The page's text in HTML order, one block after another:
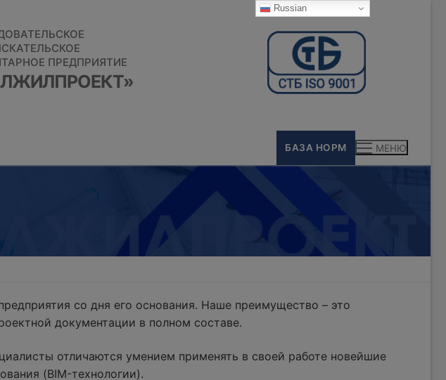
ПРЕДПРИЯТИЕ
БАЗА НОРМ МЕНЮ
со дня его основания. Наше преимущество – это
документации в полном составе.
отличаются умением применять в своей работе новейшие
(BIM-технологии).
Russian